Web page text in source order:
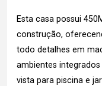
Esta casa possui
construção,
todo detalhes em
ambientes
vista para piscina e